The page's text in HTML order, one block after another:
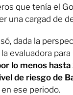
que tenía el
una cargad de
dada la
evaluadora para
lo menos
de riesgo de
ese periodo.